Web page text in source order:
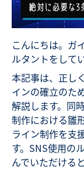
こんにちは。ガ
ルタントをして
本記事は、正し
インの確立のた
解説します。同
制作における雛
ライン制作を支
す。SNS使用の
んでいただける